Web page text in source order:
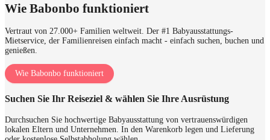
Wie Babonbo funktioniert
Vertraut von 27.000+ Familien weltweit. Der #1 Babyausstattungs-
Mietservice, der Familienreisen einfach macht - einfach suchen, buchen und
genießen.
Wie Babonbo funktioniert
Suchen Sie Ihr Reiseziel & wählen Sie Ihre Ausrüstung
Durchsuchen Sie hochwertige Babyausstattung von vertrauenswürdigen
lokalen Eltern und Unternehmen. In den Warenkorb legen und Lieferung